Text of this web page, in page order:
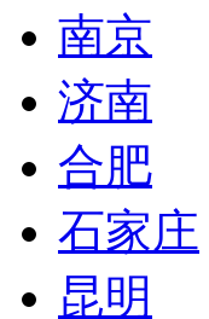
南京
济南
合肥
石家庄
昆明